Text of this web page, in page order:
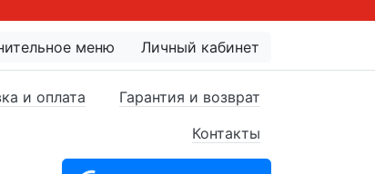
меню Личный кабинет
и оплата
Гарантия и возврат
Контакты